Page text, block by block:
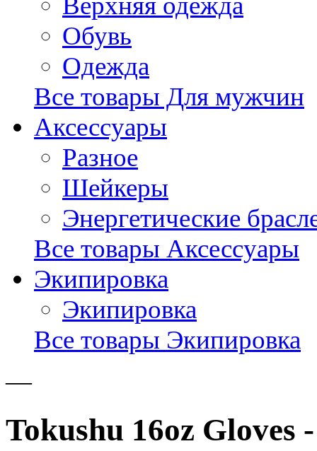
Обувь
Одежда
Все товары Для мужчин
Аксессуары
Разное
Шейкеры
Энергетические
Все товары Аксессуары
Экипировка
Экипировка
Все товары Экипировка
—
Tokushu 16oz Gloves